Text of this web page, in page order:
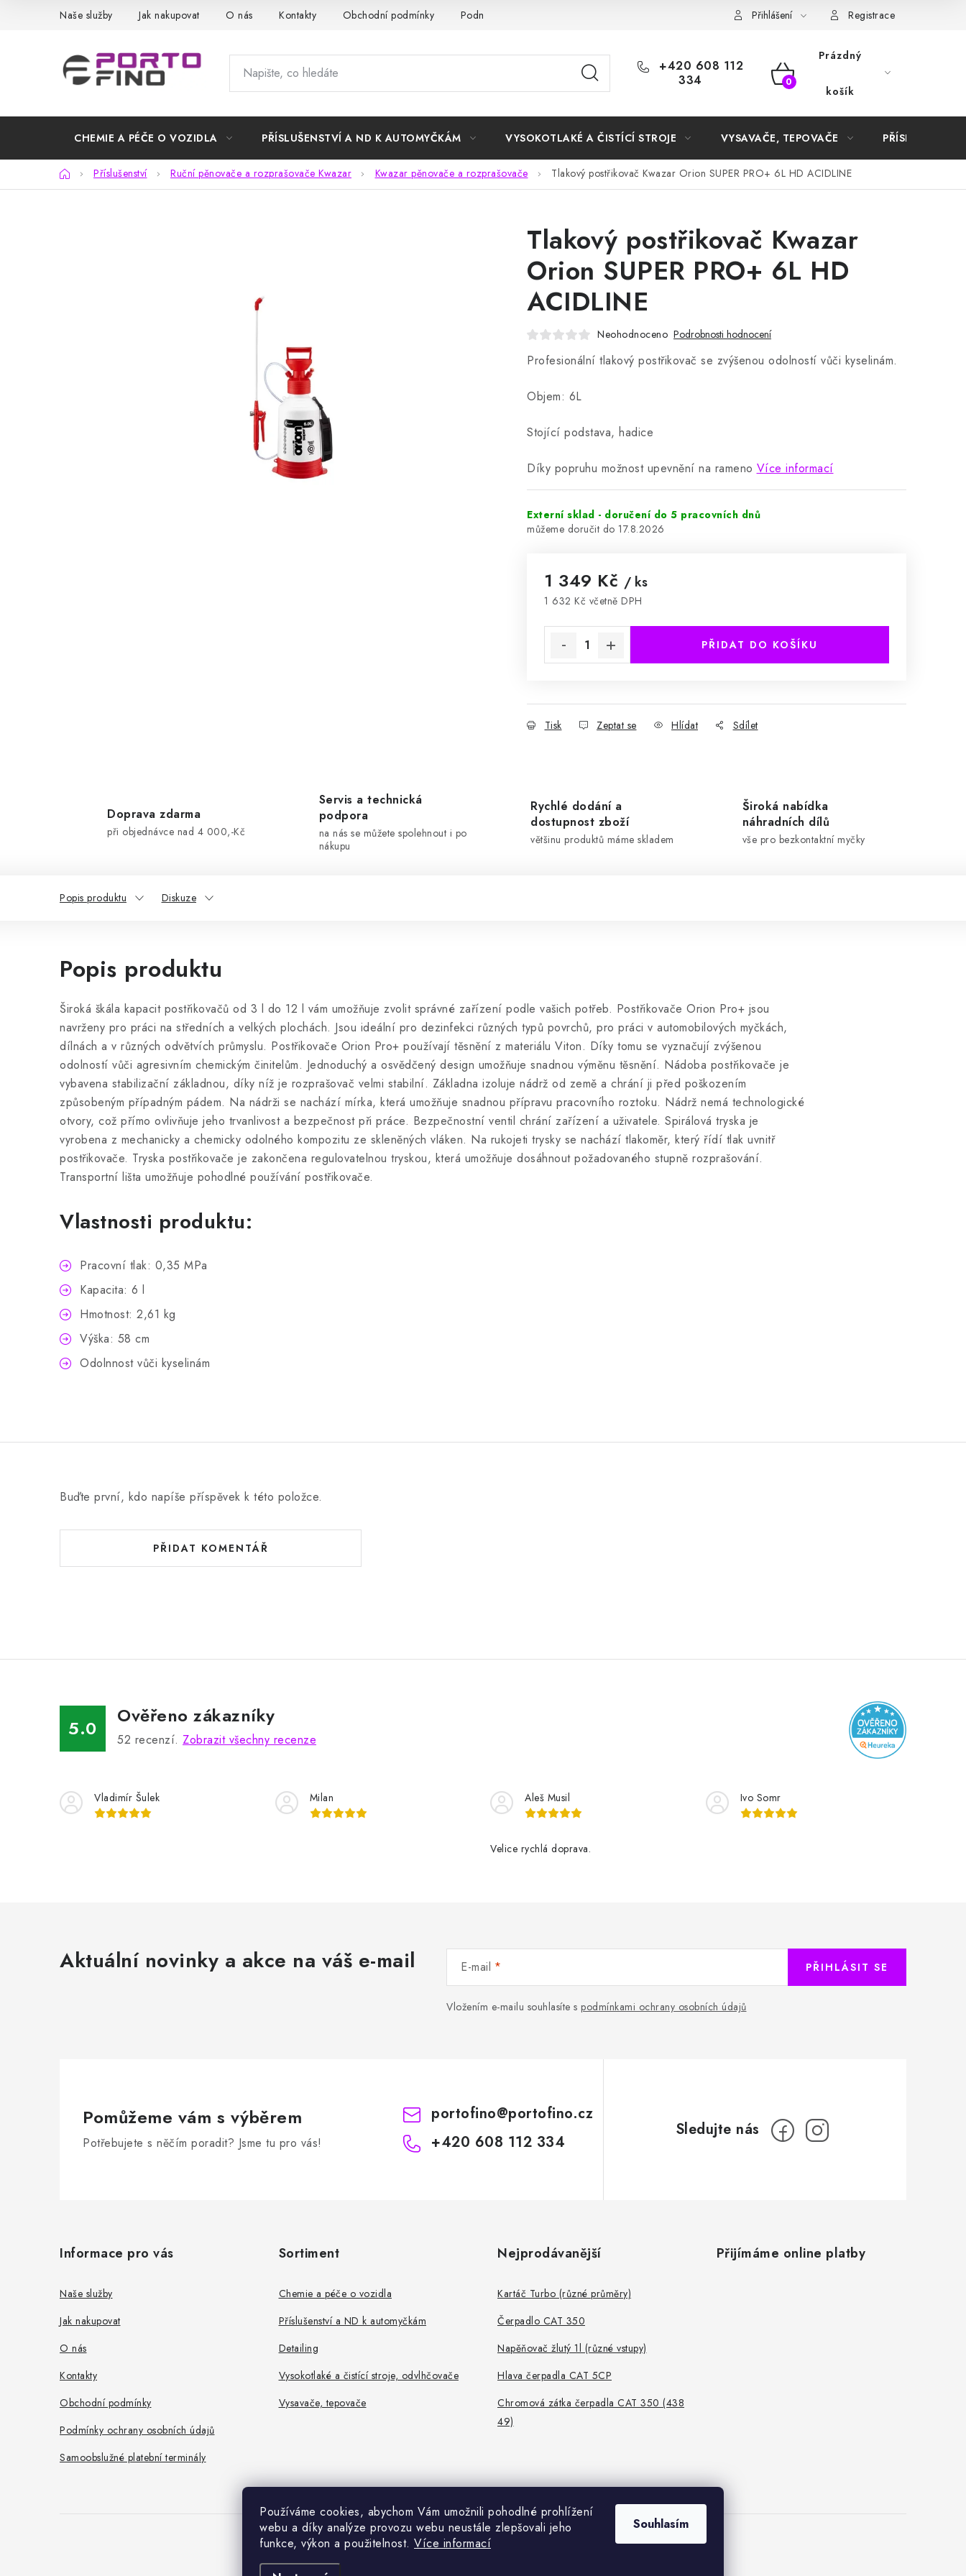
Používáme cookies, abychom Vám umožnili pohodlné prohlížení
webu a díky analýze provozu webu neustále zlepšovali jeho
funkce, výkon a použitelnost. Více informací
Souhlasím
Naše služby Jak nakupovat O nás Kontakty Obchodní podmínky Podmínky ochrany osobních údajů Samoobslužné platební terminály
Přihlášení Registrace
+420 608 112
334
NÁKUPNÍ
Prázdný
košík
CHEMIE A PÉČE O VOZIDLA PŘÍSLUŠENSTVÍ A ND K AUTOMYČKÁM VYSOKOTLAKÉ A ČISTÍCÍ STROJE VYSAVAČE, TEPOVAČE PŘÍSLUŠENSTVÍ
DomůPříslušenství Ruční pěnovače a rozprašovače Kwazar Kwazar pěnovače a rozprašovače Tlakový postřikovač Kwazar Orion SUPER PRO+ 6L HD ACIDLINE
Tlakový postřikovač Kwazar
Orion SUPER PRO+ 6L HD
ACIDLINE
Neohodnoceno Podrobnosti hodnocení
Profesionální tlakový postřikovač se zvýšenou odolností vůči kyselinám.
Objem: 6L
Stojící podstava, hadice
Díky popruhu možnost upevnění na rameno Více informací
Externí sklad - doručení do 5 pracovních dnů
17.8.2026
1 349 Kč / ks
1 632 Kč včetně DPH
PŘIDAT DO KOŠÍKU
Tisk Zeptat se Hlídat Sdílet
Doprava zdarma
při objednávce nad 4 000,-Kč
Servis a technická
podpora
na nás se můžete spolehnout i po
nákupu
Rychlé dodání a
dostupnost zboží
většinu produktů máme skladem
Široká nabídka
náhradních dílů
vše pro bezkontaktní myčky
Popis produktu Diskuze
Popis produktu
Široká škála kapacit postřikovačů od 3 l do 12 l vám umožňuje zvolit správné zařízení podle vašich potřeb. Postřikovače Orion Pro+ jsou
navrženy pro práci na středních a velkých plochách. Jsou ideální pro dezinfekci různých typů povrchů, pro práci v automobilových myčkách,
dílnách a v různých odvětvích průmyslu. Postřikovače Orion Pro+ používají těsnění z materiálu Viton. Díky tomu se vyznačují zvýšenou
odolností vůči agresivním chemickým činitelům. Jednoduchý a osvědčený design umožňuje snadnou výměnu těsnění. Nádoba postřikovače je
vybavena stabilizační základnou, díky níž je rozprašovač velmi stabilní. Základna izoluje nádrž od země a chrání ji před poškozením
způsobeným případným pádem. Na nádrži se nachází mírka, která umožňuje snadnou přípravu pracovního roztoku. Nádrž nemá technologické
otvory, což přímo ovlivňuje jeho trvanlivost a bezpečnost při práce. Bezpečnostní ventil chrání zařízení a uživatele. Spirálová tryska je
vyrobena z mechanicky a chemicky odolného kompozitu ze skleněných vláken. Na rukojeti trysky se nachází tlakoměr, který řídí tlak uvnitř
postřikovače. Tryska postřikovače je zakončena regulovatelnou tryskou, která umožňuje dosáhnout požadovaného stupně rozprašování.
Transportní lišta umožňuje pohodlné používání postřikovače.
Vlastnosti produktu:
Pracovní tlak: 0,35 MPa
Kapacita: 6 l
Hmotnost: 2,61 kg
Výška: 58 cm
Odolnnost vůči kyselinám
Buďte první, kdo napíše příspěvek k této položce.
PŘIDAT KOMENTÁŘ
5.0
Ověřeno zákazníky
52 recenzí. Zobrazit všechny recenze
Vladimír Šulek Milan Aleš Musil
Velice rychlá doprava.
Ivo Somr
Aktuální novinky a akce na váš e-mail E-mail
Vložením e-mailu souhlasíte s podmínkami ochrany osobních údajů
PŘIHLÁSIT SE
Pomůžeme vám s výběrem
Potřebujete s něčím poradit? Jsme tu pro vás!
portofino@portofino.cz
+420 608 112 334
Informace pro vás
Naše služby
Jak nakupovat
O nás
Kontakty
Obchodní podmínky
Podmínky ochrany osobních údajů
Samoobslužné platební terminály
Sortiment
Chemie a péče o vozidla
Příslušenství a ND k automyčkám
Detailing
Vysokotlaké a čistící stroje, odvlhčovače
Vysavače, tepovače
Nejprodávanější
Kartáč Turbo (různé průměry)
Čerpadlo CAT 350
Napěňovač žlutý 1l (různé vstupy)
Hlava čerpadla CAT 5CP
Chromová zátka čerpadla CAT 350 (438
49)
Přijímáme online platby
Copyright 2026Portofino. Všechna práva vyhrazena.